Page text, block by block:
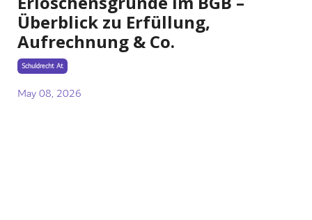
Überblick zu Erfüllung,
Aufrechnung & Co.
Schuldrecht At
May 08, 2026